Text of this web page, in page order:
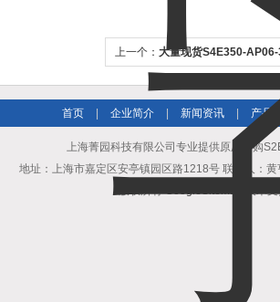
上一个： 大量现货S4E350-
首页 企业简介 新闻资讯 产品
上海菁园科技有限公司专业提供原厂订购
地址：上海市嘉定区安亭镇园区路1218号 联系人：
版权所有GoogleSitemap 技术